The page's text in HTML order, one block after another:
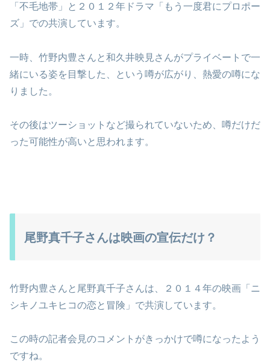
「不毛地帯」と２０１２年ドラマ「もう一度君にプロポー
ズ」での共演しています。
一時、竹野内豊さんと和久井映見さんがプライベートで一
緒にいる姿を目撃した、という噂が広がり、熱愛の噂にな
りました。
その後はツーショットなど撮られていないため、噂だけだ
った可能性が高いと思われます。
尾野真千子さんは映画の宣伝だけ？
竹野内豊さんと尾野真千子さんは、２０１４年の映画「ニ
シキノユキヒコの恋と冒険」で共演しています。
この時の記者会見のコメントがきっかけで噂になったよう
ですね。